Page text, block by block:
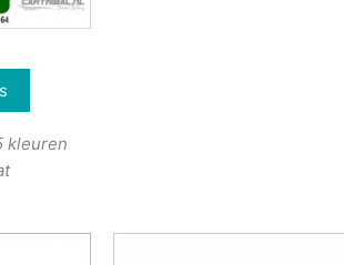
kleuren